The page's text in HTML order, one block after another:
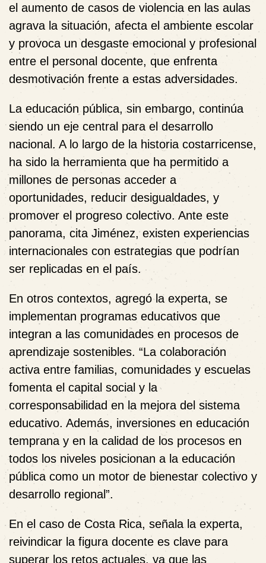
el aumento de casos de violencia en las aulas
agrava la situación, afecta el ambiente escolar
y provoca un desgaste emocional y profesional
entre el personal docente, que enfrenta
desmotivación frente a estas adversidades.
La educación pública, sin embargo, continúa
siendo un eje central para el desarrollo
nacional. A lo largo de la historia costarricense,
ha sido la herramienta que ha permitido a
millones de personas acceder a
oportunidades, reducir desigualdades, y
promover el progreso colectivo. Ante este
panorama, cita Jiménez, existen experiencias
internacionales con estrategias que podrían
ser replicadas en el país.
En otros contextos, agregó la experta, se
implementan programas educativos que
integran a las comunidades en procesos de
aprendizaje sostenibles. “La colaboración
activa entre familias, comunidades y escuelas
fomenta el capital social y la
corresponsabilidad en la mejora del sistema
educativo. Además, inversiones en educación
temprana y en la calidad de los procesos en
todos los niveles posicionan a la educación
pública como un motor de bienestar colectivo y
desarrollo regional”.
En el caso de Costa Rica, señala la experta,
reivindicar la figura docente es clave para
superar los retos actuales, ya que las